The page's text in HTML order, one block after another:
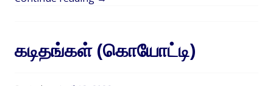
கடிதங்கள் (கொயோட்டி)